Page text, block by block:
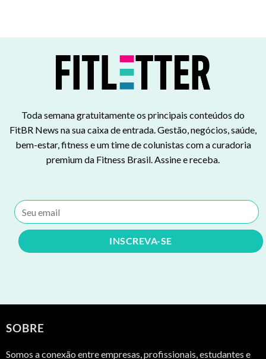
Toda semana gratuitamente os principais conteúdos do
FitBR News na sua caixa de entrada. Gestão, negócios, saúde,
bem-estar, fitness e um time de colunistas com a curadoria
premium da Fitness Brasil. Assine e receba.
SOBRE
Somos a conexão entre empresas, profissionais, estudantes e